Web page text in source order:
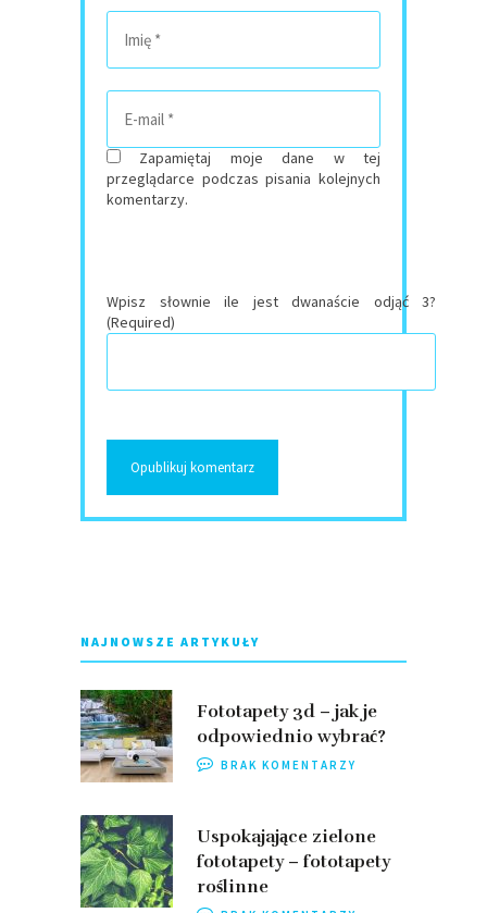
Zapamiętaj moje dane w tej
przeglądarce podczas pisania kolejnych
komentarzy.
Wpisz słownie ile jest dwanaście odjąć 3?
(Required)
NAJNOWSZE ARTYKUŁY
Fototapety 3d – jak je
odpowiednio wybrać?
BRAK KOMENTARZY
Uspokajające zielone
fototapety – fototapety
roślinne